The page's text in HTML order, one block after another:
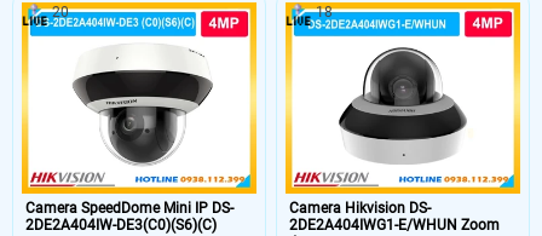
Camera SpeedDome Mini IP DS-
2DE2A404IW-DE3(C0)(S6)(C)
20
Camera Hikvision DS-
2DE2A404IWG1-E/WHUN Zoom
18